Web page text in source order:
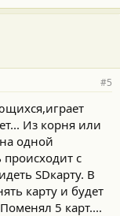
#5
Из корня или
одной
с
SDкарту. В
карту и будет
5 карт....